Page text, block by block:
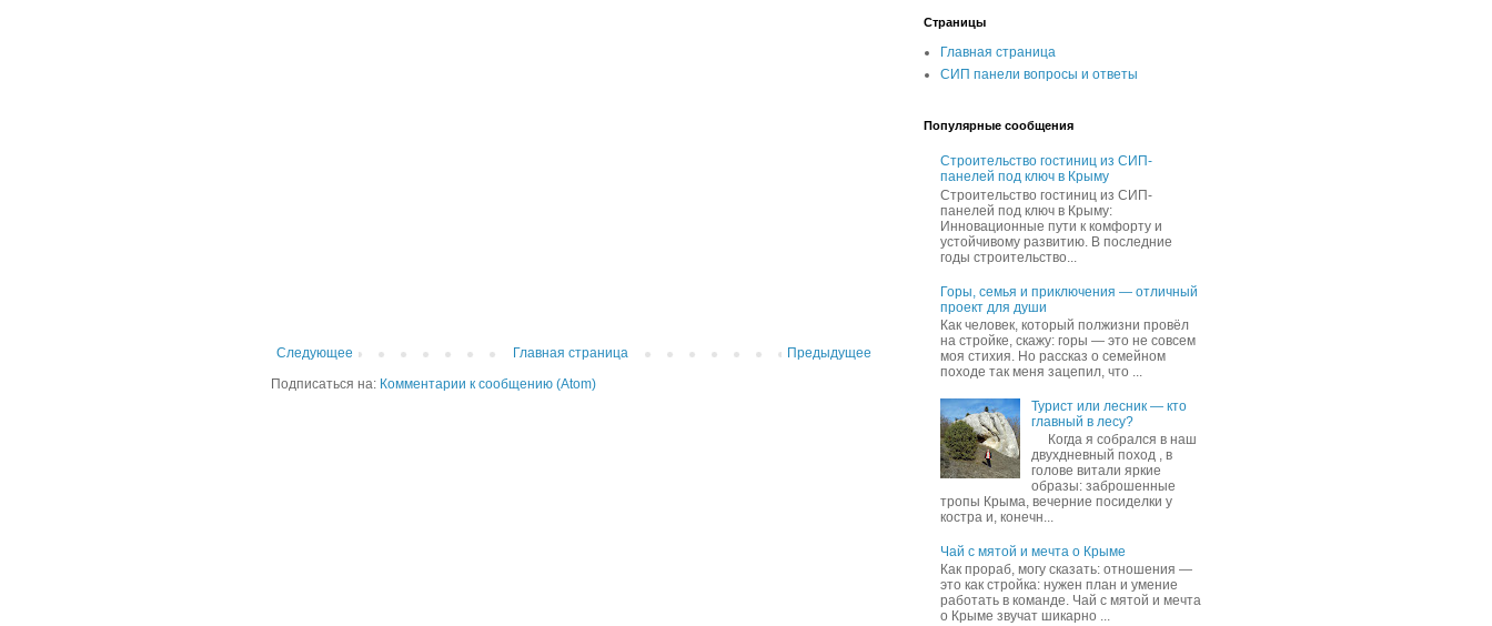
Следующее Предыдущее
Главная страница
Подписаться на: Комментарии к сообщению (Atom)
Страницы
Главная страница
СИП панели вопросы и ответы
Популярные сообщения
Строительство гостиниц из СИП-
панелей под ключ в Крыму
Строительство гостиниц из СИП-
панелей под ключ в Крыму:
Инновационные пути к комфорту и
устойчивому развитию. В последние
годы строительство...
Горы, семья и приключения — отличный
проект для души
Как человек, который полжизни провёл
на стройке, скажу: горы — это не совсем
моя стихия. Но рассказ о семейном
походе так меня зацепил, что ...
Турист или лесник — кто
главный в лесу?
Когда я собрался в наш
двухдневный поход , в
голове витали яркие
образы: заброшенные
тропы Крыма, вечерние посиделки у
костра и, конечн...
Чай с мятой и мечта о Крыме
Как прораб, могу сказать: отношения —
это как стройка: нужен план и умение
работать в команде. Чай с мятой и мечта
о Крыме звучат шикарно ...